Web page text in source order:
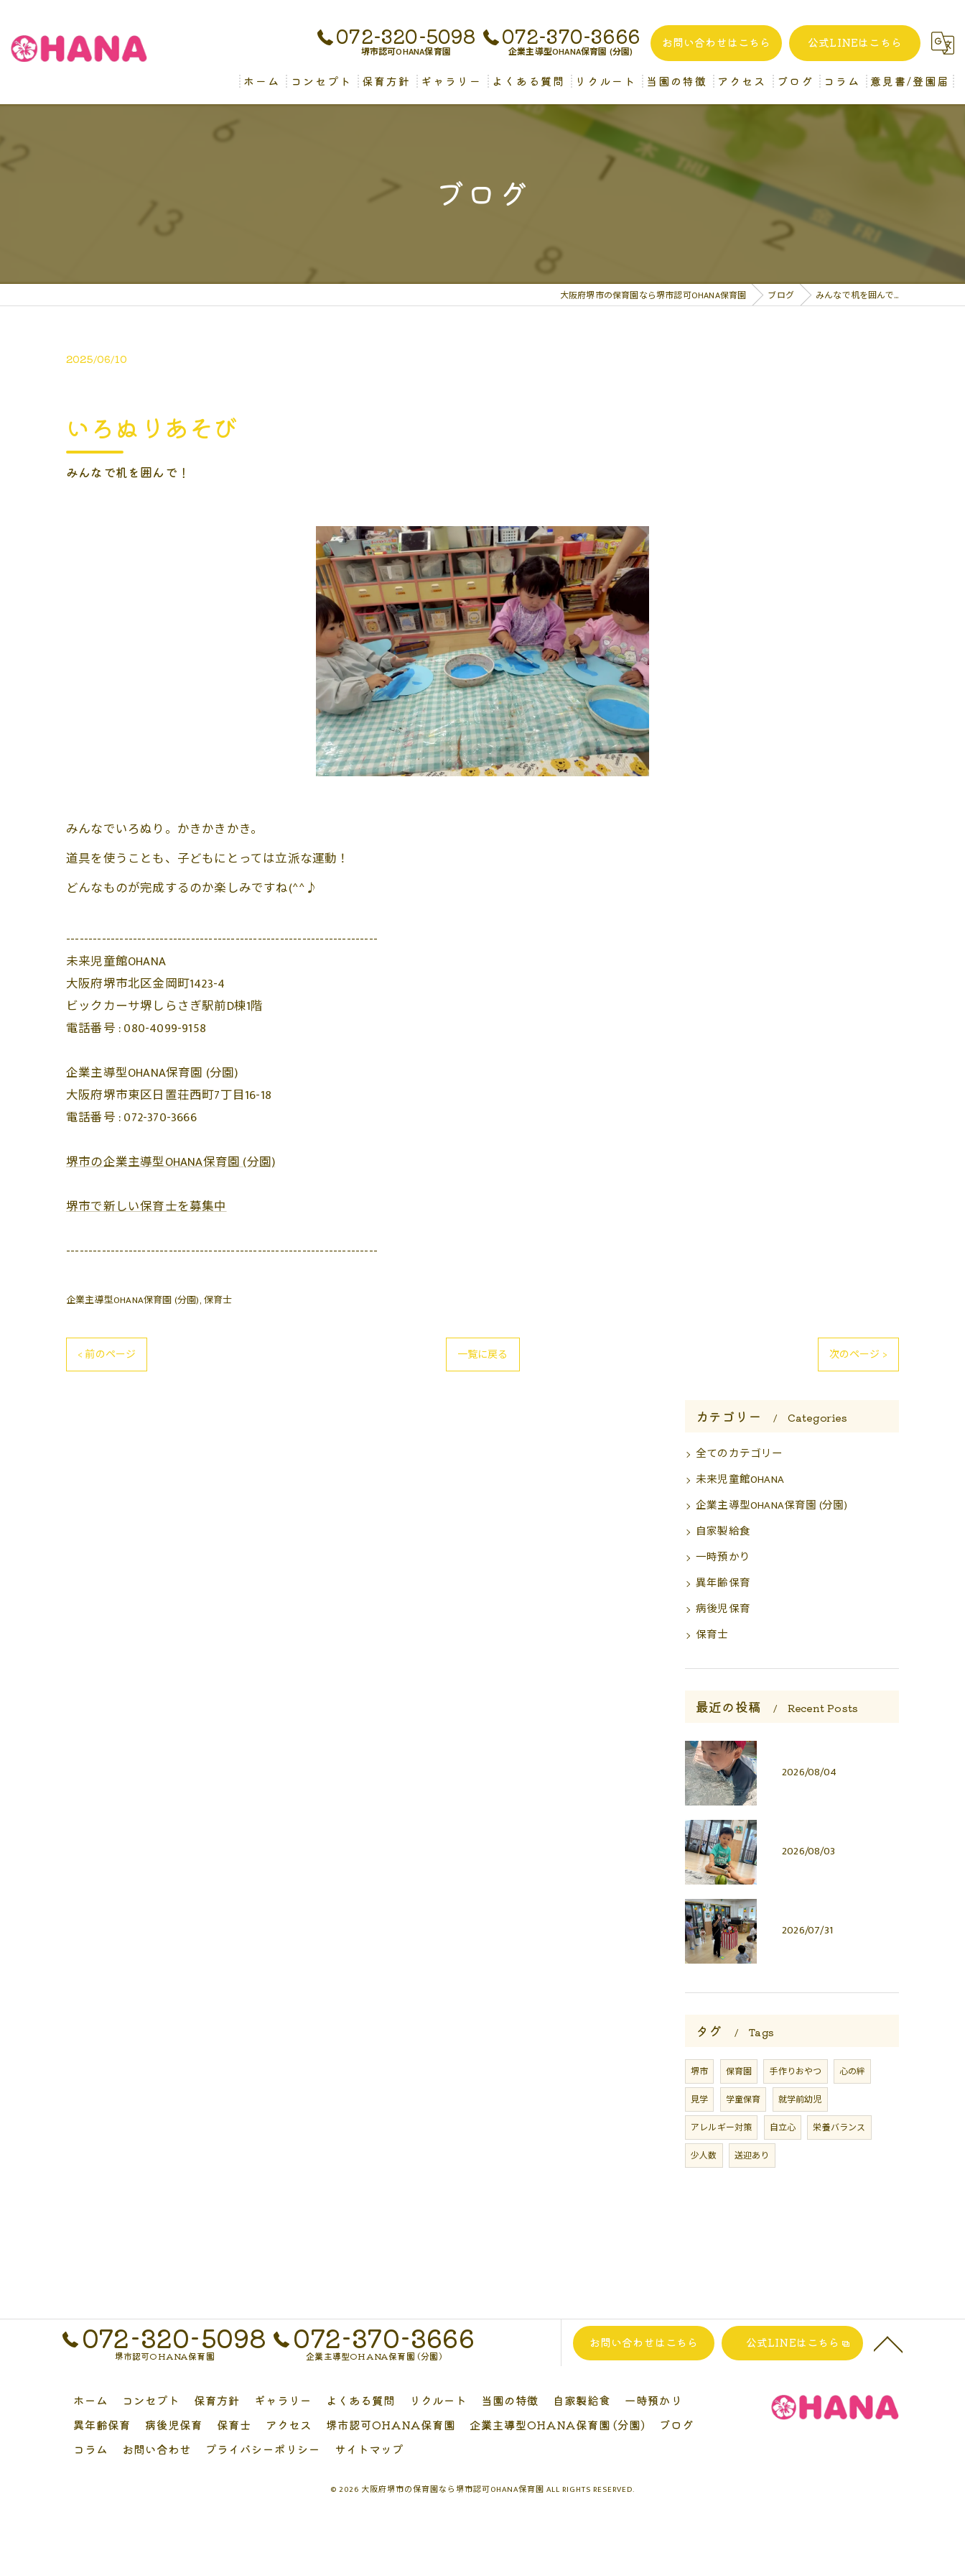
072-320-5098
堺市認可OHANA保育園
072-370-3666
企業主導型OHANA保育園 (分園)
お問い合わせはこちら 公式LINEはこちら
ホーム コンセプト 保育方針 ギャラリー よくある質問 リクルート 当園の特徴
一時預かり
アクセス
堺市認可OHANA保育園
企業主導型OHANA保育園 (分園)
ブログ コラム 意見書/登園届
ブログ
大阪府堺市の保育園なら堺市認可OHANA保育園 ブログ みんなで机を囲んで…
2025/06/10
いろぬりあそび
みんなで机を囲んで！
みんなでいろぬり。かきかきかき。
道具を使うことも、子どもにとっては立派な運動！
どんなものが完成するのか楽しみですね(^^♪
----------------------------------------------------------------------
未来児童館OHANA
大阪府堺市北区金岡町1423-4
ビックカーサ堺しらさぎ駅前D棟1階
電話番号 :080-4099-9158
企業主導型OHANA保育園 (分園)
大阪府堺市東区日置荘西町7丁目16-18
電話番号 :072-370-3666
堺市の企業主導型OHANA保育園 (分園)
堺市で新しい保育士を募集中
----------------------------------------------------------------------
企業主導型OHANA保育園 (分園) 保育士
< 前のページ 一覧に戻る 次のページ >
カテゴリー Categories
全てのカテゴリー
未来児童館OHANA
企業主導型OHANA保育園 (分園)
自家製給食
一時預かり
異年齢保育
病後児保育
保育士
最近の投稿 Recent Posts
2026/08/04
2026/08/03
2026/07/31
タグ Tags
堺市 保育園 手作りおやつ
心の絆
見学
学童保育
就学前幼児
アレルギー対策
自立心
栄養バランス
少人数
送迎あり
072-320-5098
堺市認可OHANA保育園
072-370-3666
企業主導型OHANA保育園 (分園)
お問い合わせはこちら 公式LINEはこちら
ホーム コンセプト 保育方針 ギャラリー よくある質問 リクルート 当園の特徴 自家製給食
一時預かり
異年齢保育
病後児保育 保育士 アクセス 堺市認可OHANA保育園 企業主導型OHANA保育園 (分園)
ブログ
コラム
お問い合わせ プライバシーポリシー サイトマップ
© 2026 大阪府堺市の保育園なら堺市認可OHANA保育園 ALL RIGHTS RESERVED.